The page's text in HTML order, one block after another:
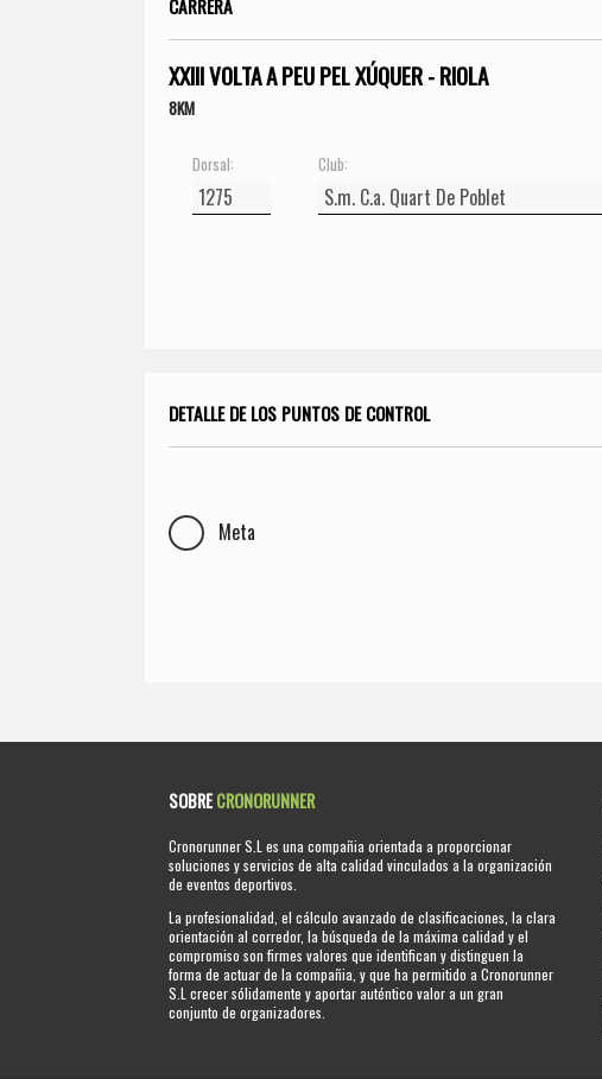
CARRERA
XXIII VOLTA A PEU PEL XÚQUER - RIOLA
8KM
Dorsal: Club:
DETALLE DE LOS PUNTOS DE CONTROL
Meta
SOBRECRONORUNNER
Cronorunner S.L es una compañia orientada a proporcionar
soluciones y servicios de alta calidad vinculados a la organización
de eventos deportivos.
La profesionalidad, el cálculo avanzado de clasificaciones, la clara
orientación al corredor, la búsqueda de la máxima calidad y el
compromiso son firmes valores que identifican y distinguen la
forma de actuar de la compañia, y que ha permitido a Cronorunner
S.L crecer sólidamente y aportar auténtico valor a un gran
conjunto de organizadores.